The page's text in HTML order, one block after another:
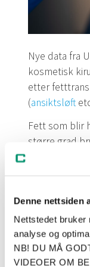
Denne nettsiden
Nettstedet bruker
analyse og
NB! DU MÅ
VIDEOER OM
Nye data fra
kosmetisk
etter
(ansiktsløft
Fett som blir
større grad
deler av
Økning i
USA)